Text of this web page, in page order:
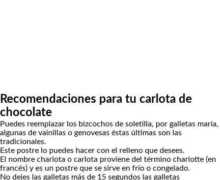
Recomendaciones para tu carlota de
chocolate
Puedes reemplazar los bizcochos de soletilla, por galletas maría,
algunas de vainillas o genovesas éstas últimas son las
tradicionales.
Este postre lo puedes hacer con el relleno que desees.
El nombre charlota o carlota proviene del término charlotte (en
francés) y es un postre que se sirve en frío o congelado.
No dejes las galletas más de 15 segundos las galletas